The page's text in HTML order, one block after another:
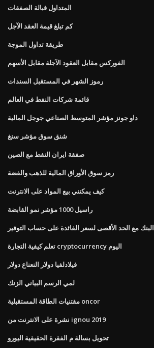
المتداول قبالة الصفقات
كم تبلغ قيمة العقد الآجل
طريقة تداول الموجة
الفوركس مقابل العقود الآجلة مقابل الأسهم
رموز الشهر في المستقبل السندات
قائمة شركات النفط في العالم
داو جونز مؤشر المتوسط ​​الصناعي جوجل المالية
شنق سوق مؤشر سنغ
صفقة ايران النفط مع الصين
رمز سوق الأوراق المالية للذهب والفضة
كيف يمكنني بيع المواد على الانترنت
راسيل 1000 مؤشر نمو القابضة
البنك مع الحد الأقصى لسعر الفائدة على حساب التوفير
تعلم كيفية التجارة cryptocurrency اليوم
فيلادلفيا دولار النعناع دولار
لمي الرسم البياني الزنك
مقتنيات الطاقة المستقبلية oncor
نشرة على الانترنت من ignou 2019
تحويل بسالة م الفقرة الحقيقية اليورو